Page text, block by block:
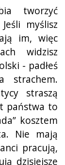
tworzyć
myślisz
im, więc
widzisz
- padłeś
strachem.
straszą
państwa to
kosztem
Nie mają
pracują,
dzisiejsze